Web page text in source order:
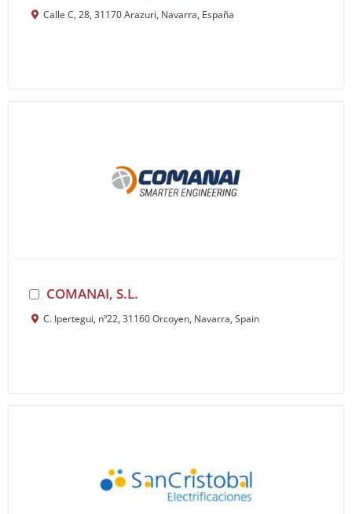
Calle C, 28, 31170 Arazuri, Navarra, España
COMANAI, S.L.
C. Ipertegui, nº22, 31160 Orcoyen, Navarra, Spain